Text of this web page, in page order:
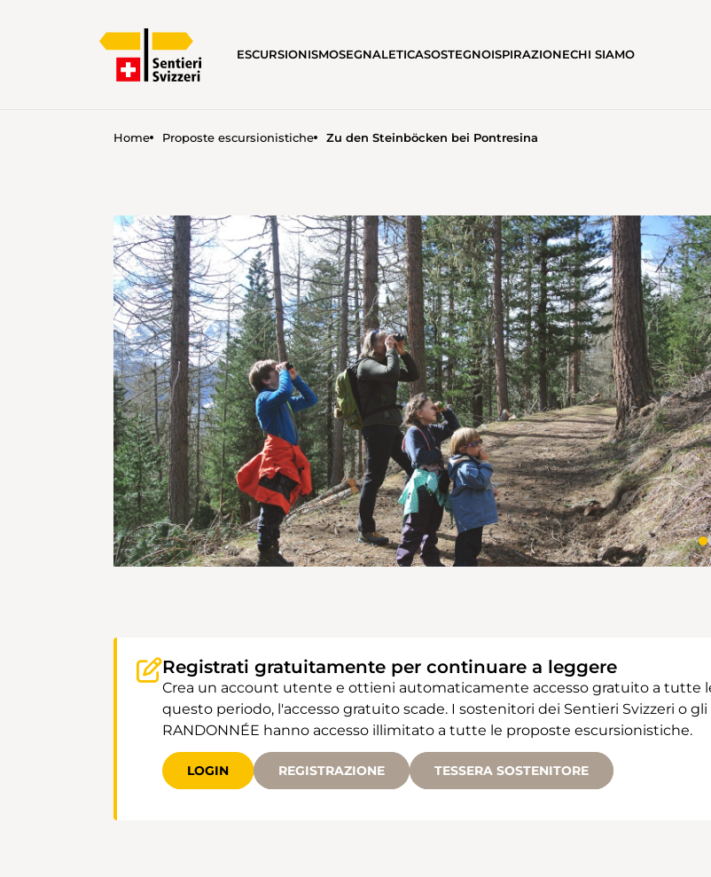
ESCURSIONISMOSEGNALETICASOSTEGNOISPIRAZIONECHI SIAMO
Home Proposte escursionistiche Zu den Steinböcken bei Pontresina
Registrati gratuitamente per continuare a leggere
Crea un account utente e ottieni automaticamente accesso gratuito a tutte
questo periodo, l'accesso gratuito scade. I sostenitori dei Sentieri Svizzeri o
RANDONNÉE hanno accesso illimitato a tutte le proposte escursionistiche.
LOGIN REGISTRAZIONE TESSERA SOSTENITORE